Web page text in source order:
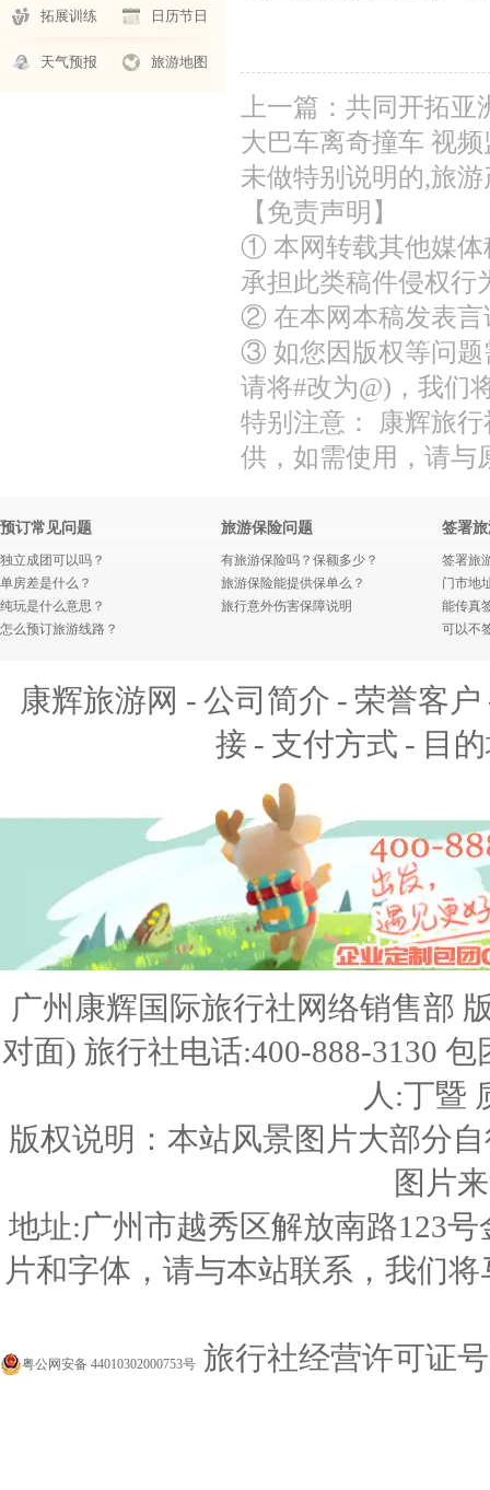
拓展训练 日历节日
天气预报 旅游地图
上一篇： 共同开拓亚
大巴车离奇撞车 视
未做特别说明的,旅
【免责声明】
① 本网转载其他媒体
承担此类稿件侵权行
② 在本网本稿发表言
③ 如您因版权等问题
请将#改为@)，我们
特别注意： 康辉旅
供，如需使用，请与
预订常见问题
独立成团可以吗？
单房差是什么？
纯玩是什么意思？
怎么预订旅游线路？
旅游保险问题
有旅游保险吗？保额多少？
旅游保险能提供保单么？
旅行意外伤害保障说明
签署
签署旅
门市地
能传真
可以不
康辉旅游网 - 公司简介 - 荣誉客户
接 - 支付方式 - 目
广州康辉国际旅行社网络销售部
对面) 旅行社电话:400-888-3130
人:丁暨
版权说明：本站风景图片大部分
图片
地址:广州市越秀区解放南路123
片和字体，请与本站联系，我们
粤公网安备 44010302000753号 旅行社经营许可证